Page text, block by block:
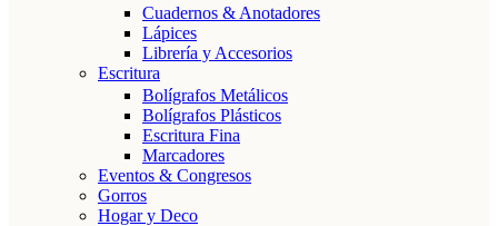
Cuadernos & Anotadores
Lápices
Librería y Accesorios
Escritura
Bolígrafos Metálicos
Bolígrafos Plásticos
Escritura Fina
Marcadores
Eventos & Congresos
Gorros
Hogar y Deco